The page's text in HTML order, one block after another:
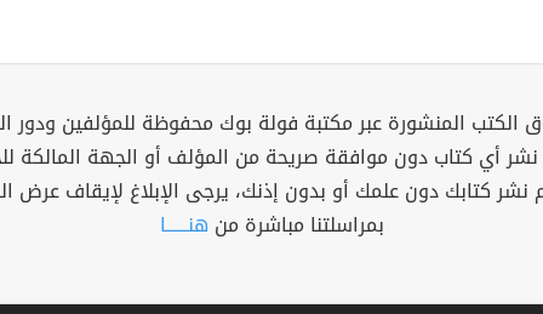
الكتب المنشورة عبر مكتبة فولة بوك محفوظة للمؤلفين ودور
نشر أي كتاب دون موافقة صريحة من المؤلف أو الجهة المالكة
نشر كتابك دون علمك أو بدون إذنك، يرجى الإبلاغ لإيقاف عرض
بمراسلتنا مباشرة من هنــــــا